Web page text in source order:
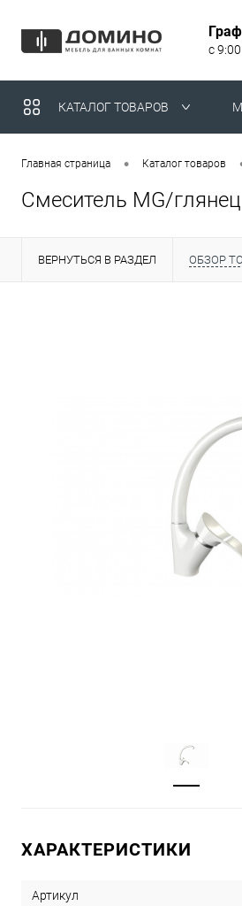
с
КАТАЛОГ ТОВАРОВ
Главная страница • Каталог товаров
Смеситель MG/
ВЕРНУТЬСЯ В РАЗДЕЛ ОБЗОР
ХАРАКТЕРИСТИКИ
Артикул